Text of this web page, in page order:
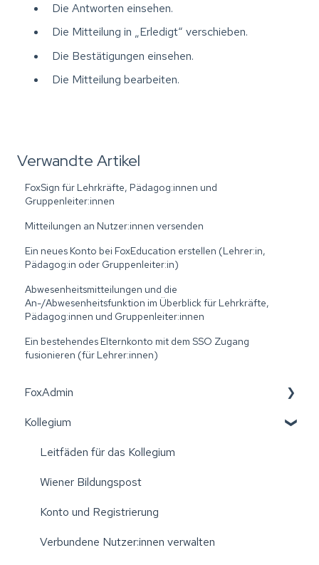
Die Antworten einsehen.
Die Mitteilung in „Erledigt“ verschieben.
Die Bestätigungen einsehen.
Die Mitteilung bearbeiten.
Verwandte Artikel
FoxSign für Lehrkräfte, Pädagog:innen und
Gruppenleiter:innen
Mitteilungen an Nutzer:innen versenden
Ein neues Konto bei FoxEducation erstellen (Lehrer:in,
Pädagog:in oder Gruppenleiter:in)
Abwesenheitsmitteilungen und die
An-/Abwesenheitsfunktion im Überblick für Lehrkräfte,
Pädagog:innen und Gruppenleiter:innen
Ein bestehendes Elternkonto mit dem SSO Zugang
fusionieren (für Lehrer:innen)
FoxAdmin
Wiener Bildungspost
Erste Schritte: Aktivierung der Einrichtung
Einstellungen Ihrer Einrichtung verwalten
Excellisten erstellen
Elternvereine
Kollegium
Leitfäden für das Kollegium
Wiener Bildungspost
Konto und Registrierung
Verbundene Nutzer:innen verwalten